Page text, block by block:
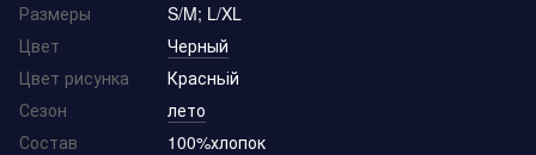
Размеры
S/M; L/XL
Цвет
Черный
Цвет рисунка
Красньій
Сезон
лето
Состав
100%хлопок